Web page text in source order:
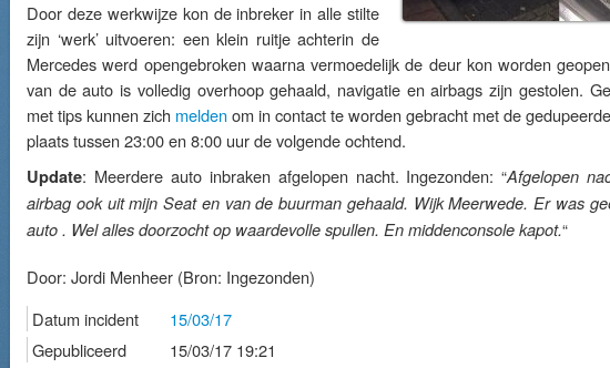
Door deze werkwijze kon de inbreker in alle stilte
zijn ‘werk’ uitvoeren: een klein ruitje achterin de
Mercedes werd opengebroken waarna vermoedelijk de deur kon worden
van de auto is volledig overhoop gehaald, navigatie en airbags zijn gestolen.
met tips kunnen zich meldenom in contact te worden gebracht met de
plaats tussen 23:00 en 8:00 uur de volgende ochtend.
Update: Meerdere auto inbraken afgelopen nacht. Ingezonden: “Afgelopen
airbag ook uit mijn Seat en van de buurman gehaald. Wijk Meerwede. Er was
auto . Wel alles doorzocht op waardevolle spullen. En middenconsole kapot.“
Door: Jordi Menheer (Bron: Ingezonden)
Datum incident
15/03/17
Gepubliceerd
15/03/17 19:21